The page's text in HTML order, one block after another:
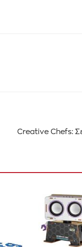
Creative Chefs: